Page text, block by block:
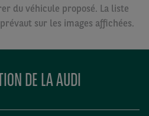
du véhicule proposé. La liste
sur les images affichées.
DE LA AUDI